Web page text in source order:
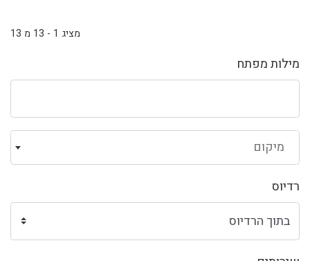
מילות מפתח
מיקום
רדיוס
מציג 1 - 13 מ 13